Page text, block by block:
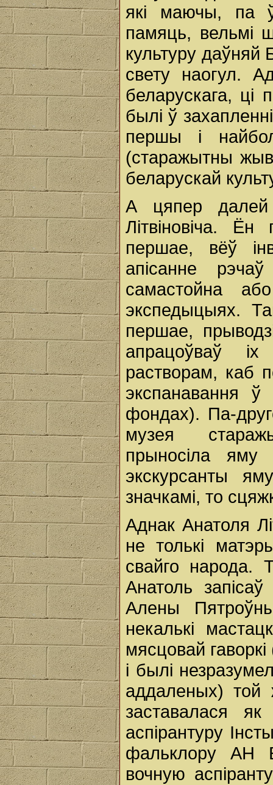
які маючы, па
памяць, вельмі
культуру даўняй
свету наогул.
беларускага, ці
былі ў
першы і
(старажытны
беларускай
А цяпер далей
Літвіновіча.
першае, вёў
апісанне
самастойна
экспедыцыях.
першае,
апрацоўваў
растворам, каб
экспанавання
фондах). Па-
музея
прыносіла яму
экскурсанты
значкамі, то
Аднак Анатоля
не толькі
свайго народа.
Анатоль
Алены
некалькі
мясцовай
і былі
аддаленых) той
заставалася
аспірантуру
фальклору АН
вочную